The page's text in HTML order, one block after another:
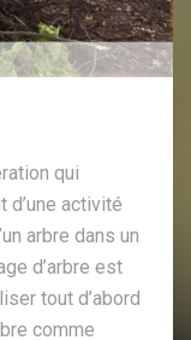
qui
d’une activité
arbre dans un
d’arbre est
tout d’abord
comme